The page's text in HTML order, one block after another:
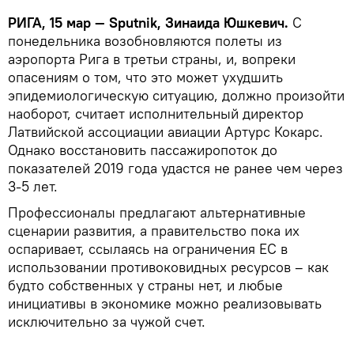
РИГА, 15 мар — Sputnik, Зинаида Юшкевич. С
понедельника возобновляются полеты из
аэропорта Рига в третьи страны, и, вопреки
опасениям о том, что это может ухудшить
эпидемиологическую ситуацию, должно произойти
наоборот, считает исполнительный директор
Латвийской ассоциации авиации Артурс Кокарс.
Однако восстановить пассажиропоток до
показателей 2019 года удастся не ранее чем через
3-5 лет.
Профессионалы предлагают альтернативные
сценарии развития, а правительство пока их
оспаривает, ссылаясь на ограничения ЕС в
использовании противоковидных ресурсов – как
будто собственных у страны нет, и любые
инициативы в экономике можно реализовывать
исключительно за чужой счет.